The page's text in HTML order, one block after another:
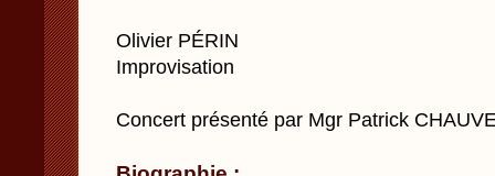
Olivier PÉRIN
Improvisation
Concert présenté par Mgr Patrick